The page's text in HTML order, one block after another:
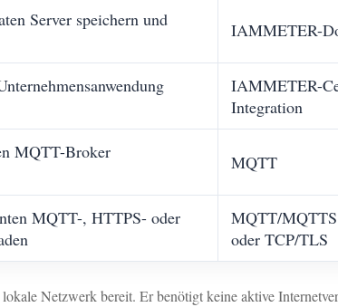
Server speichern und
IAMMETER-
IAMMETER-
Integration
MQTT-Broker
MQTT
MQTT-, HTTPS- oder
MQTT/
oder TCP/TLS
Netzwerk bereit. Er benötigt keine aktive